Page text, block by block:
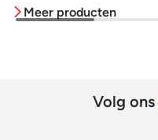
was:
is:Meer producten
Volg ons